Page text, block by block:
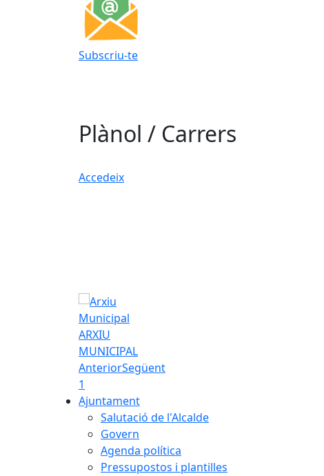
Subscriu-te
Plànol / Carrers
Accedeix
ARXIU
MUNICIPAL
AnteriorSegüent
1
Ajuntament
Salutació de l'Alcalde
Govern
Agenda política
Pressupostos i plantilles